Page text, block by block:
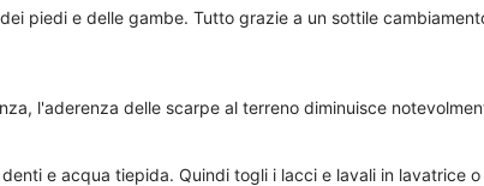
piedi e delle gambe. Tutto grazie a un sottile
l'aderenza delle scarpe al terreno diminuisce
e acqua tiepida. Quindi togli i lacci e lavali in lavatrice o